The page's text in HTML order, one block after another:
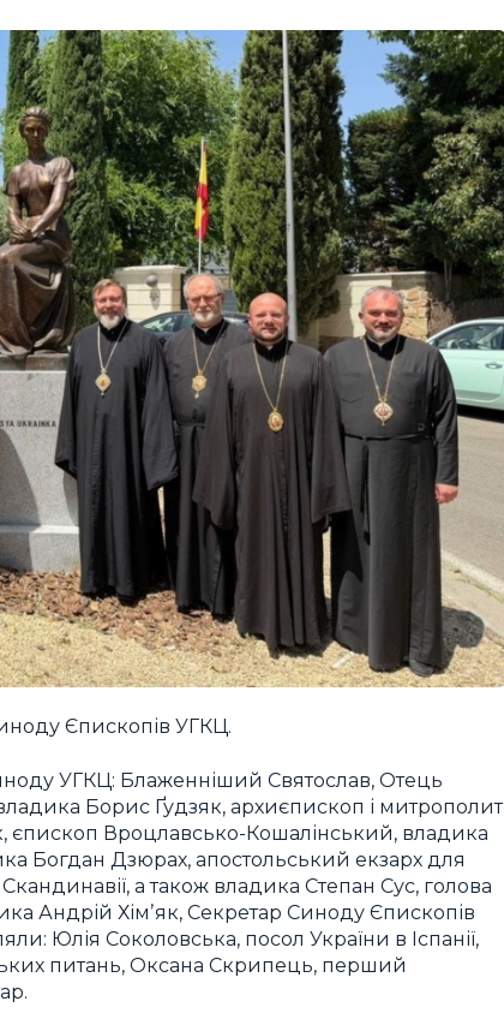
Єпископів УГКЦ.
УГКЦ: Блаженніший Святослав, Отець
Борис Ґудзяк, архиєпископ і митрополит
Вроцлавсько-Кошалінський, владика
Богдан Дзюрах, апостольський екзарх для
а також владика Степан Сус, голова
Андрій Хімʼяк, Секретар Синоду Єпископів
Юлія Соколовська, посол України в Іспанії,
питань, Оксана Скрипець, перший